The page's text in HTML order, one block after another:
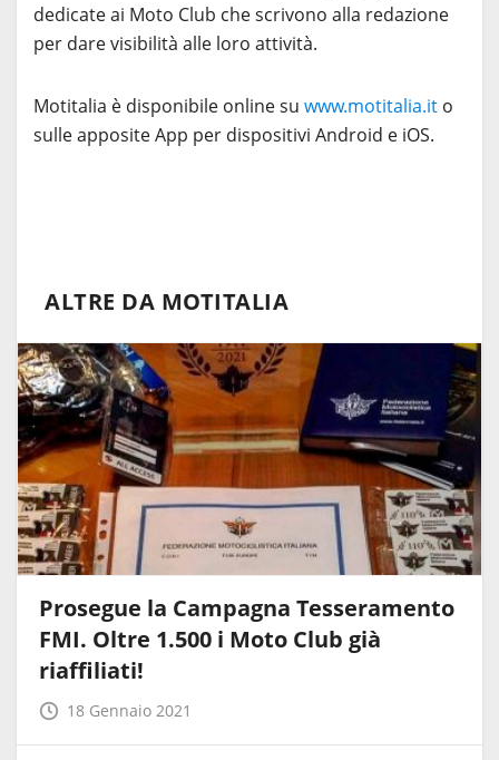
dedicate ai Moto Club che scrivono alla redazione
per dare visibilità alle loro attività.
Motitalia è disponibile online su www.motitalia.it o
sulle apposite App per dispositivi Android e iOS.
ALTRE DA MOTITALIA
Prosegue la Campagna Tesseramento
FMI. Oltre 1.500 i Moto Club già
riaffiliati!
18 Gennaio 2021